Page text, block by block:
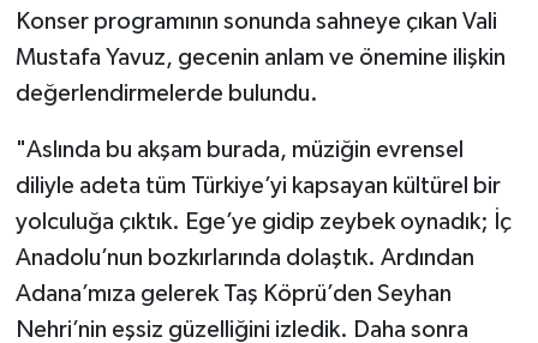
Konser programının sonunda sahneye çıkan Vali
Mustafa Yavuz, gecenin anlam ve önemine ilişkin
değerlendirmelerde bulundu.
"Aslında bu akşam burada, müziğin evrensel
diliyle adeta tüm Türkiye’yi kapsayan kültürel bir
yolculuğa çıktık. Ege’ye gidip zeybek oynadık; İç
Anadolu’nun bozkırlarında dolaştık. Ardından
Adana’mıza gelerek Taş Köprü’den Seyhan
Nehri’nin eşsiz güzelliğini izledik. Daha sonra